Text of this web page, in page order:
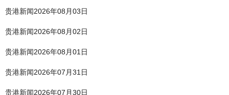
贵港新闻2026年08月03日
贵港新闻2026年08月02日
贵港新闻2026年08月01日
贵港新闻2026年07月31日
贵港新闻2026年07月30日